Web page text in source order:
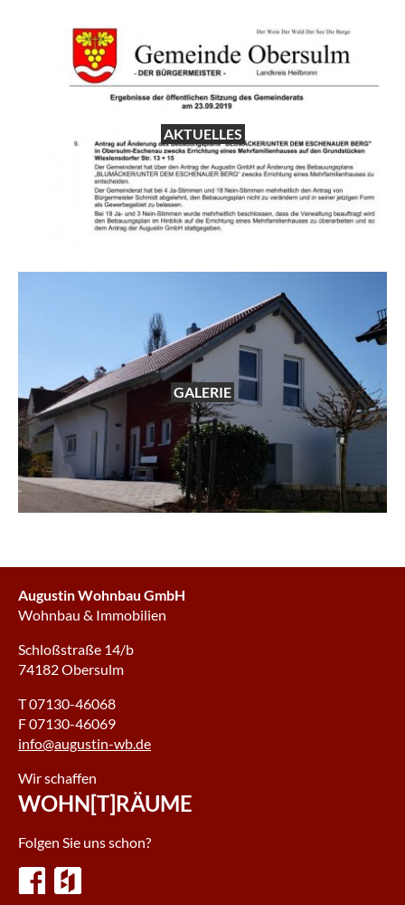
AKTUELLES
GALERIE
Augustin Wohnbau GmbH
Wohnbau & Immobilien
Schloßstraße 14/b
74182 Obersulm
T 07130-46068
F 07130-46069
info@augustin-wb.de
Wir schaffen
WOHN[T]RÄUME
Folgen Sie uns schon?